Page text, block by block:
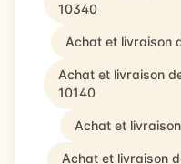
10340
Achat et livraison
Achat et livraison
10140
Achat et
Achat et livraison